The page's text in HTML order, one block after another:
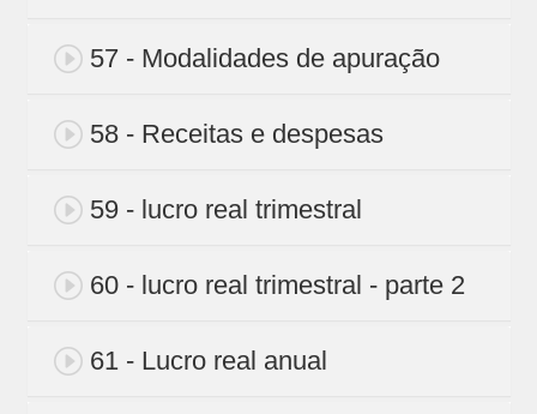
57 - Modalidades de apuração
58 - Receitas e despesas
59 - lucro real trimestral
60 - lucro real trimestral - parte 2
61 - Lucro real anual